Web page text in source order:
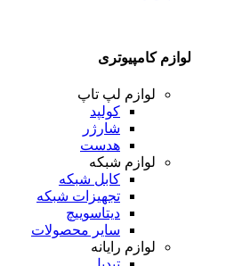
لوازم کامپیوتری
لوازم لپ تاپ
کولپد
شارژر
هدست
لوازم شبکه
کابل شبکه
تجهیزات شبکه
دیتاسوییچ
سایر محصولات
لوازم رایانه